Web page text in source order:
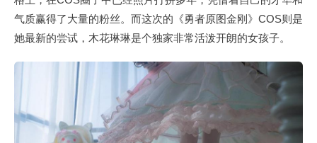
气质赢得了大量的粉丝。而这次的《勇者原图金刚》COS则是
她最新的尝试，木花琳琳是个独家非常活泼开朗的女孩子。